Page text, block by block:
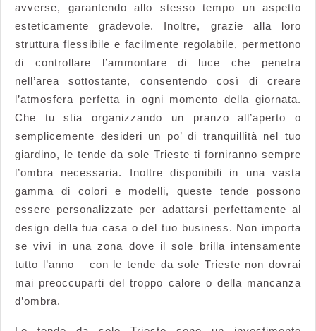
avverse, garantendo allo stesso tempo un aspetto
esteticamente gradevole. Inoltre, grazie alla loro
struttura flessibile e facilmente regolabile, permettono
di controllare l’ammontare di luce che penetra
nell’area sottostante, consentendo così di creare
l’atmosfera perfetta in ogni momento della giornata.
Che tu stia organizzando un pranzo all’aperto o
semplicemente desideri un po’ di tranquillità nel tuo
giardino, le tende da sole Trieste ti forniranno sempre
l’ombra necessaria. Inoltre disponibili in una vasta
gamma di colori e modelli, queste tende possono
essere personalizzate per adattarsi perfettamente al
design della tua casa o del tuo business. Non importa
se vivi in una zona dove il sole brilla intensamente
tutto l’anno – con le tende da sole Trieste non dovrai
mai preoccuparti del troppo calore o della mancanza
d’ombra.